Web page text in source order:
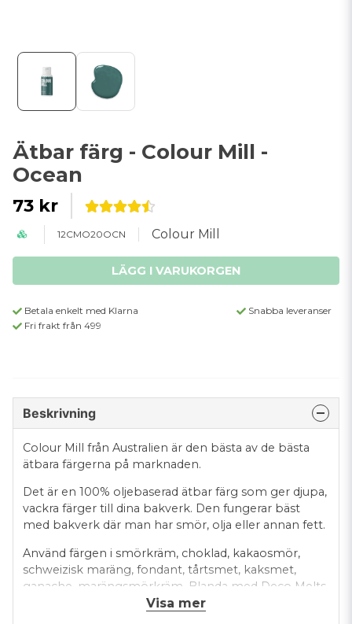
Ätbar färg - Colour Mill -
Ocean
73 kr
12CMO20OCN Colour Mill
LÄGG I VARUKORGEN
Betala enkelt med Klarna
Snabba leveranser
Fri frakt från 499
Beskrivning
Colour Mill från Australien är den bästa av de bästa
ätbara färgerna på marknaden.
Det är en 100% oljebaserad ätbar färg som ger djupa,
vackra färger till dina bakverk. Den fungerar bäst
med bakverk där man har smör, olja eller annan fett.
Använd färgen i smörkräm, choklad, kakaosmör,
schweizisk maräng, fondant, tårtsmet, kaksmet,
ganache, marängsmörkräm. Blanda med Deco Melts
så har du en härlig drip´n dip.
Visa mer